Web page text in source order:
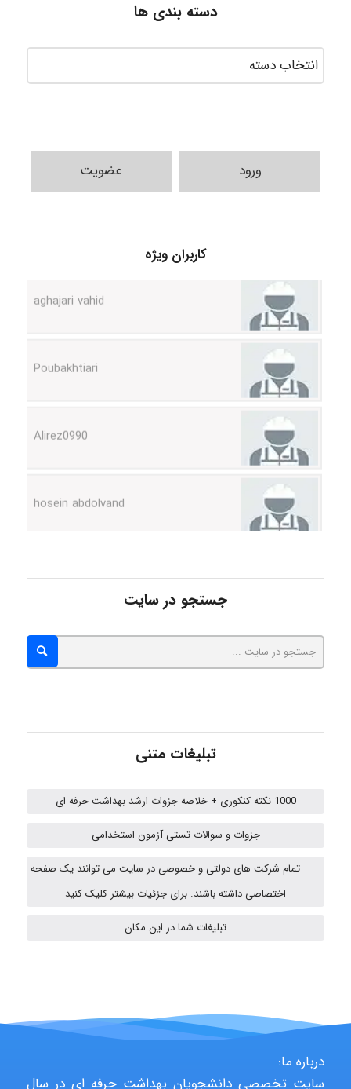
دسته بندی ها
ورود عضویت
کاربران ویژه
Jafar Tym
ehtesham
Iman Hosseini
Chehri
Jafar Tym
جستجو در سایت
تبلیغات متنی
1000 نکته کنکوری + خلاصه جزوات ارشد بهداشت حرفه ای
جزوات و سوالات تستی آزمون استخدامی
تمام شرکت های دولتی و خصوصی در سایت می توانند یک صفحه
اختصاصی داشته باشند. برای جزئیات بیشتر کلیک کنید
تبلیغات شما در این مکان
درباره ما:
سایت تخصصی دانشجویان بهداشت حرفه ای در سال